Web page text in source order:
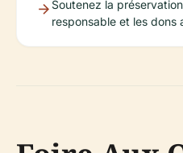
Soutenez la
responsable et les dons